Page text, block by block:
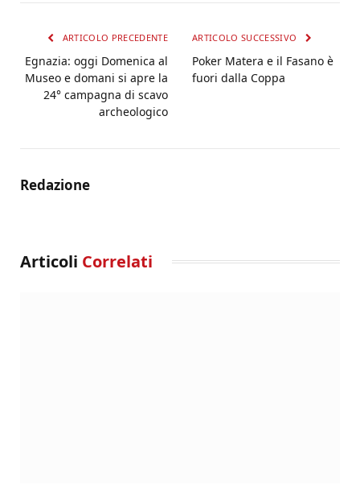
ARTICOLO PRECEDENTE
Egnazia: oggi Domenica al
Museo e domani si apre la
24° campagna di scavo
archeologico
ARTICOLO SUCCESSIVO
Poker Matera e il Fasano è
fuori dalla Coppa
Redazione
Articoli Correlati